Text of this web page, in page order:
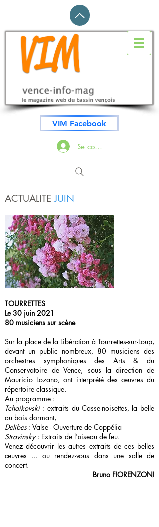
VIM Facebook
Se connecter
ACTUALITEJUIN
TOURRETTES
Le 30 juin 2021
80 musiciens sur scène
Sur la place de la Libération à Tourrettes-sur-Loup,
devant un public nombreux, 80 musiciens des
orchestres symphoniques des Arts & du
Conservatoire de Vence, sous la direction de
Mauricio Lozano, ont interprété des œuvres du
répertoire classique.
Au programme :
Tchaikovski : extraits du Casse-noisettes, la belle
au bois dormant,
Delibes : Valse - Ouverture de Coppélia
Stravinsky: Extraits de l'oiseau de feu.
Venez découvrir les autres extraits de ces belles
œuvres ... ou rendez-vous dans une salle de
concert.
Bruno FIORENZONI